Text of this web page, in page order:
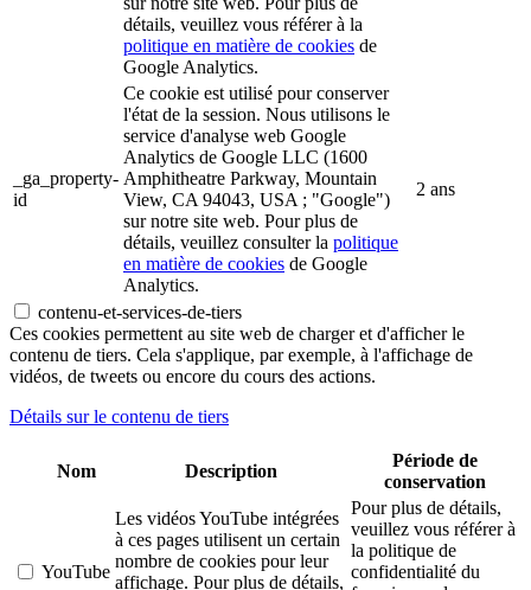
détails, veuillez vous référer à la
politique en matière de cookies de
Google Analytics.
_ga_property-
id
Ce cookie est utilisé pour conserver
l'état de la session. Nous utilisons le
service d'analyse web Google
Analytics de Google LLC (1600
Amphitheatre Parkway, Mountain
View, CA 94043, USA ; "Google")
sur notre site web. Pour plus de
détails, veuillez consulter la politique
en matière de cookies de Google
Analytics.
2 ans
contenu-et-services-de-tiers
Ces cookies permettent au site web de charger et d'afficher le
contenu de tiers. Cela s'applique, par exemple, à l'affichage de
vidéos, de tweets ou encore du cours des actions.
Détails sur le contenu de tiers
Nom Description
Période de
conservation
YouTube
Les vidéos YouTube intégrées
à ces pages utilisent un certain
nombre de cookies pour leur
affichage. Pour plus de détails,
Pour plus de détails,
veuillez vous référer à
la politique de
confidentialité du